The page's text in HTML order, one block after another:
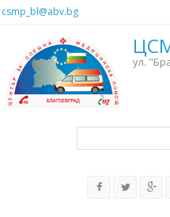
Премини към основното
csmp_bl@abv.bg
ул.